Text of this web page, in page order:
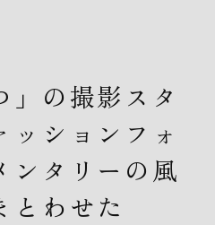
」の撮影スタ
ッションフォ
ンタリーの風
とわせた